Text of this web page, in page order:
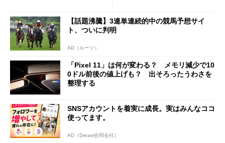
【話題沸騰】3連単連続的中の競馬予想サイ
ト、ついに判明
AD（ルーツ）
「Pixel 11」は何が変わる？ メモリ減少で10
0ドル前後の値上げも？ 出そろったうわさを
整理する
SNSアカウントを着実に成長。実はみんなココ
使ってます。
AD（Dreaw合同会社）